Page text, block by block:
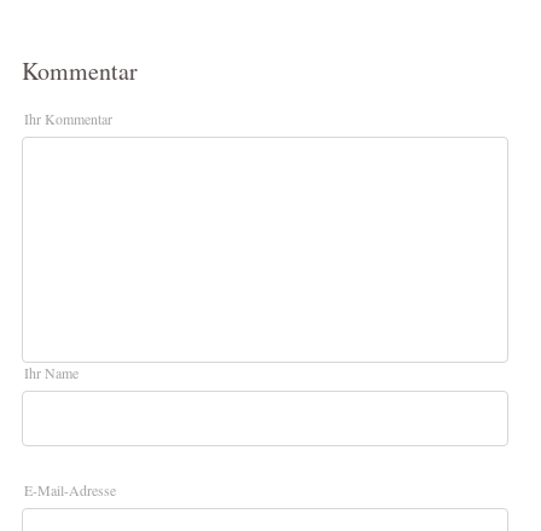
Kommentar
Ihr Kommentar
Ihr Name
E-Mail-Adresse